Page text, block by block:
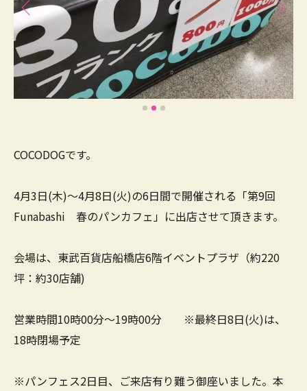
COCODOGです。
4月3日(木)～4月8日(火)の6日間で開催される「第9回
Funabashi 春のパンカフェ」に出店させて頂きます。
会場は、東武百貨店船橋店6階イベントプラザ（約220
坪：約30店舗)
営業時間10時00分～19時00分 ※最終日8日(火)は、
18時閉場予定
※パンフェス2日目、ご来店有り難う御座いました。本